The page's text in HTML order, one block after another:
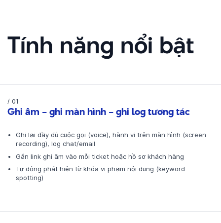
Tính năng nổi bật
/ 01
Ghi âm – ghi màn hình – ghi log tương tác
Ghi lại đầy đủ cuộc gọi (voice), hành vi trên màn hình (screen
recording), log chat/email
Gắn link ghi âm vào mỗi ticket hoặc hồ sơ khách hàng
Tự động phát hiện từ khóa vi phạm nội dung (keyword
spotting)